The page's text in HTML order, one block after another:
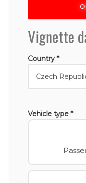
Vignette
Country *
Vehicle type *